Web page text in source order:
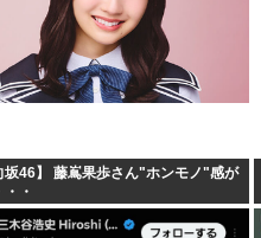
坂46】 藤嶌果歩さん"ホンモノ"感が
・